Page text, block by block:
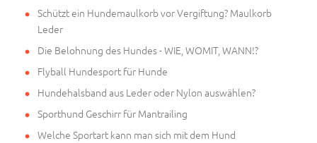
Schützt ein Hundemaulkorb vor Vergiftung? Maulkorb
Leder
Die Belohnung des Hundes - WIE, WOMIT, WANN!?
Flyball Hundesport für Hunde
Hundehalsband aus Leder oder Nylon auswählen?
Sporthund Geschirr für Mantrailing
Welche Sportart kann man sich mit dem Hund